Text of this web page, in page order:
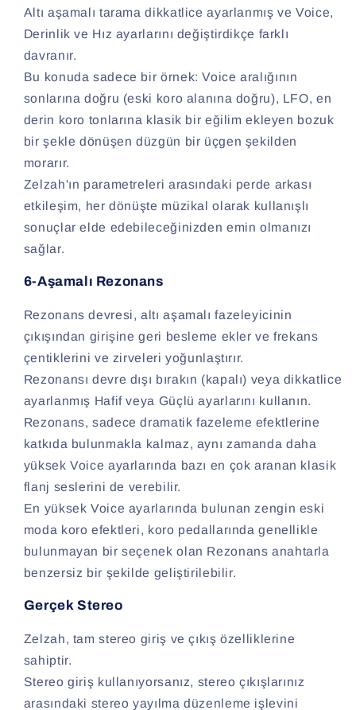
Altı aşamalı tarama dikkatlice ayarlanmış ve Voice,
Derinlik ve Hız ayarlarını değiştirdikçe farklı
davranır.
Bu konuda sadece bir örnek: Voice aralığının
sonlarına doğru (eski koro alanına doğru), LFO, en
derin koro tonlarına klasik bir eğilim ekleyen bozuk
bir şekle dönüşen düzgün bir üçgen şekilden
morarır.
Zelzah'ın parametreleri arasındaki perde arkası
etkileşim, her dönüşte müzikal olarak kullanışlı
sonuçlar elde edebileceğinizden emin olmanızı
sağlar.
6-Aşamalı Rezonans
Rezonans devresi, altı aşamalı fazeleyicinin
çıkışından girişine geri besleme ekler ve frekans
çentiklerini ve zirveleri yoğunlaştırır.
Rezonansı devre dışı bırakın (kapalı) veya dikkatlice
ayarlanmış Hafif veya Güçlü ayarlarını kullanın.
Rezonans, sadece dramatik fazeleme efektlerine
katkıda bulunmakla kalmaz, aynı zamanda daha
yüksek Voice ayarlarında bazı en çok aranan klasik
flanj seslerini de verebilir.
En yüksek Voice ayarlarında bulunan zengin eski
moda koro efektleri, koro pedallarında genellikle
bulunmayan bir seçenek olan Rezonans anahtarla
benzersiz bir şekilde geliştirilebilir.
Gerçek Stereo
Zelzah, tam stereo giriş ve çıkış özelliklerine
sahiptir.
Stereo giriş kullanıyorsanız, stereo çıkışlarınız
arasındaki stereo yayılma düzenleme işlevini